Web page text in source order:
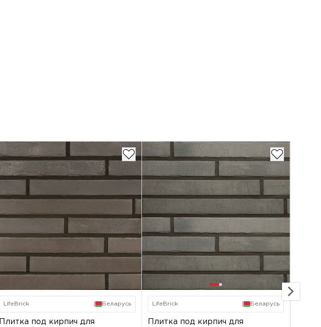
LifeBrick Беларусь
Плитка под кирпич для
LifeBrick Беларусь
Плитка под кирпич для